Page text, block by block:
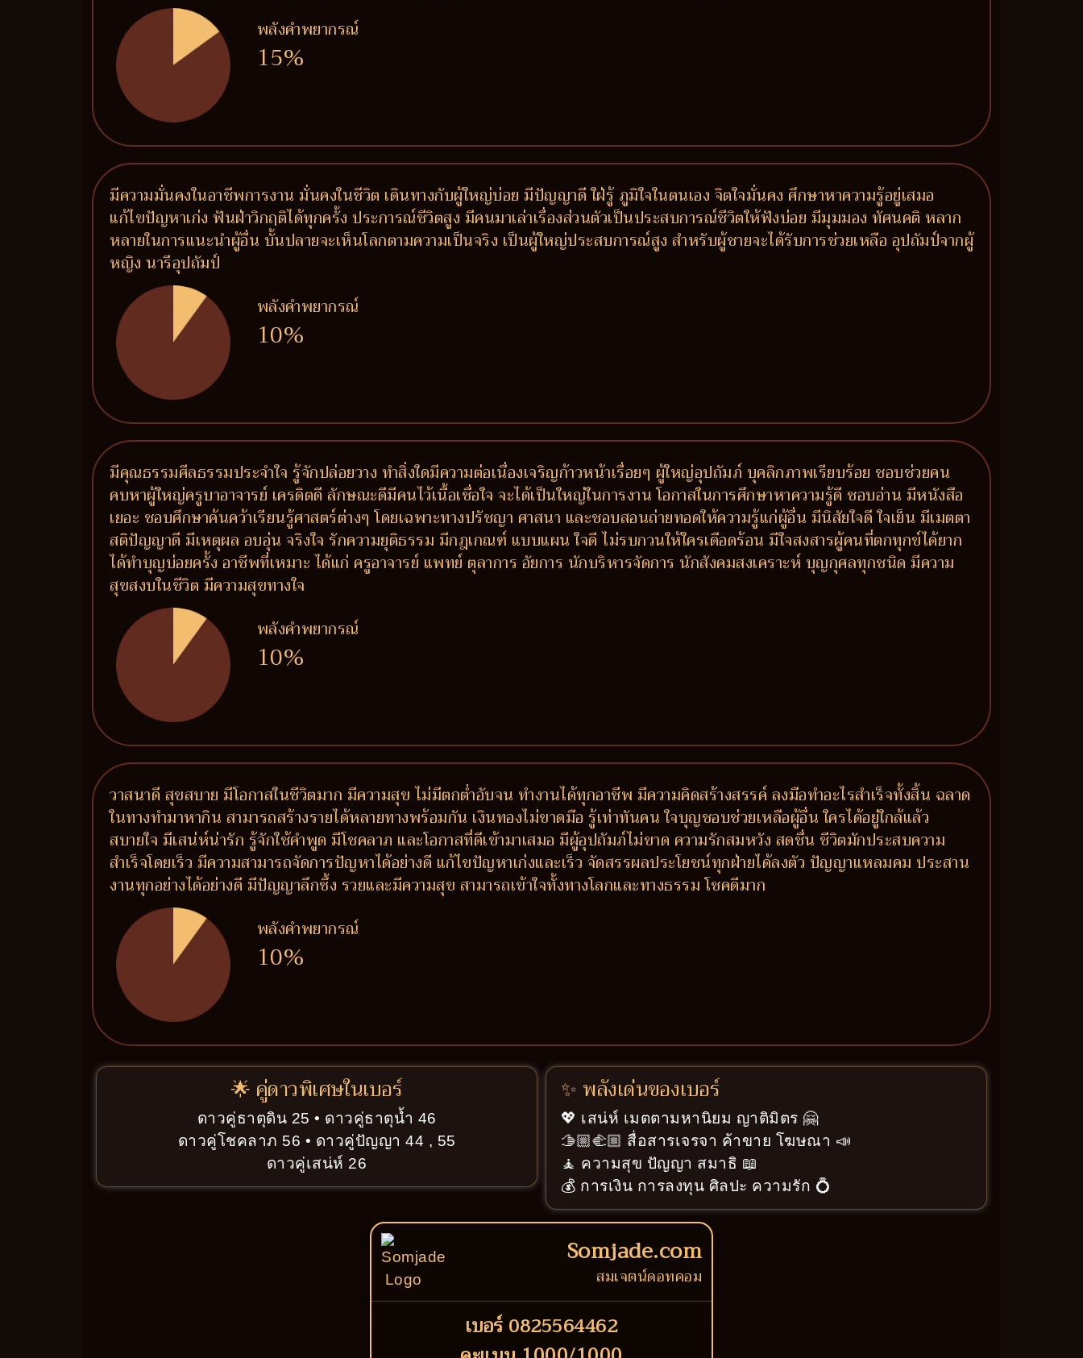
พลังคำพยากรณ์
15%
มีความมั่นคงในอาชีพการงาน มั่นคงในชีวิต เดินทางกับผู้ใหญ่บ่อย มีปัญญาดี ใฝ่รู้ ภูมิใจในตนเอง จิตใจมั่นคง ศึกษาหาความรู้อยู่เสมอ
แก้ไขปัญหาเก่ง ฟันฝ่าวิกฤติได้ทุกครั้ง ประการณ์ชีวิตสูง มีคนมาเล่าเรื่องส่วนตัวเป็นประสบการณ์ชีวิตให้ฟังบ่อย มีมุมมอง ทัศนคติ หลาก
หลายในการแนะนำผู้อื่น บั้นปลายจะเห็นโลกตามความเป็นจริง เป็นผู้ใหญ่ประสบการณ์สูง สำหรับผู้ชายจะได้รับการช่วยเหลือ อุปถัมป์จากผู้
หญิง นารีอุปถัมป์
พลังคำพยากรณ์
10%
มีคุณธรรมศีลธรรมประจำใจ รู้จักปล่อยวาง ทำสิ่งใดมีความต่อเนื่องเจริญก้าวหน้าเรื่อยๆ ผู้ใหญ่อุปถัมภ์ บุคลิกภาพเรียบร้อย ชอบช่วยคน
คบหาผู้ใหญ่ครูบาอาจารย์ เครดิตดี ลักษณะดีมีคนไว้เนื้อเชื่อใจ จะได้เป็นใหญ่ในการงาน โอกาสในการศึกษาหาความรู้ดี ชอบอ่าน มีหนังสือ
เยอะ ชอบศึกษาค้นคว้าเรียนรู้ศาสตร์ต่างๆ โดยเฉพาะทางปรัชญา ศาสนา และชอบสอนถ่ายทอดให้ความรู้แก่ผู้อื่น มีนิสัยใจดี ใจเย็น มีเมตตา
สติปัญญาดี มีเหตุผล อบอุ่น จริงใจ รักความยุติธรรม มีกฎเกณฑ์ แบบแผน ใจดี ไม่รบกวนให้ใครเดือดร้อน มีใจสงสารผู้คนที่ตกทุกข์ได้ยาก
ได้ทำบุญบ่อยครั้ง อาชีพที่เหมาะ ได้แก่ ครูอาจารย์ แพทย์ ตุลาการ อัยการ นักบริหารจัดการ นักสังคมสงเคราะห์ บุญกุศลทุกชนิด มีความ
สุขสงบในชีวิต มีความสุขทางใจ
พลังคำพยากรณ์
10%
วาสนาดี สุขสบาย มีโอกาสในชีวิตมาก มีความสุข ไม่มีตกต่ำอับจน ทำงานได้ทุกอาชีพ มีความคิดสร้างสรรค์ ลงมือทำอะไรสำเร็จทั้งสิ้น ฉลาด
ในทางทำมาหากิน สามารถสร้างรายได้หลายทางพร้อมกัน เงินทองไม่ขาดมือ รู้เท่าทันคน ใจบุญชอบช่วยเหลือผู้อื่น ใครได้อยู่ใกล้แล้ว
สบายใจ มีเสน่ห์น่ารัก รู้จักใช้คำพูด มีโชคลาภ และโอกาสที่ดีเข้ามาเสมอ มีผู้อุปถัมภ์ไม่ขาด ความรักสมหวัง สดชื่น ชีวิตมักประสบความ
สำเร็จโดยเร็ว มีความสามารถจัดการปัญหาได้อย่างดี แก้ไขปัญหาเก่งและเร็ว จัดสรรผลประโยชน์ทุกฝ่ายได้ลงตัว ปัญญาแหลมคม ประสาน
งานทุกอย่างได้อย่างดี มีปัญญาลึกซึ้ง รวยและมีความสุข สามารถเข้าใจทั้งทางโลกและทางธรรม โชคดีมาก
พลังคำพยากรณ์
10%
🌟 คู่ดาวพิเศษในเบอร์
ดาวคู่ธาตุดิน 25 • ดาวคู่ธาตุน้ำ 46
ดาวคู่โชคลาภ 56 • ดาวคู่ปัญญา 44 , 55
ดาวคู่เสน่ห์ 26
✨ พลังเด่นของเบอร์
💖 เสน่ห์ เมตตามหานิยม ญาติมิตร 🤗
🫱🏼‍🫲🏼 สื่อสารเจรจา ค้าขาย โฆษณา 📣
🧘 ความสุข ปัญญา สมาธิ 📖
💰 การเงิน การลงทุน ศิลปะ ความรัก 💍
Somjade.com
สมเจตน์ดอทคอม
เบอร์ 0825564462